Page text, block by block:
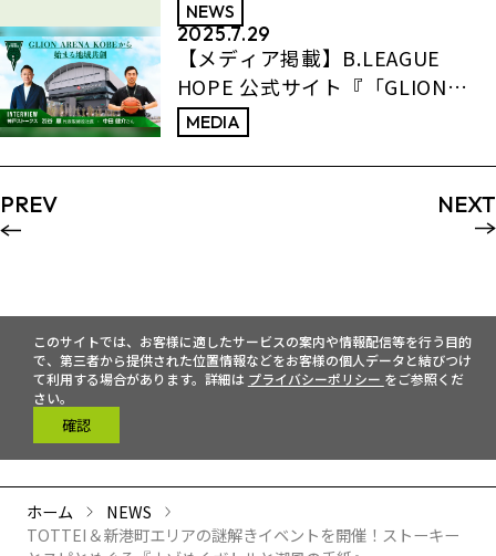
NEWS
2025.7.29
【メディア掲載】B.LEAGUE
HOPE 公式サイト『「GLION
ARENA KOBEから始まる地域共
創」神戸ストークス、経済と社会
の価値をつなぐ挑戦』
MEDIA
PREV NEXT
このサイトでは、お客様に適したサービスの案内や情報配信等を行う目的
で、第三者から提供された位置情報などをお客様の個人データと結びつけ
て利用する場合があります。詳細は プライバシーポリシー をご参照くだ
さい。
確認
ホーム
NEWS
TOTTEI＆新港町エリアの謎解きイベントを開催！ストーキー